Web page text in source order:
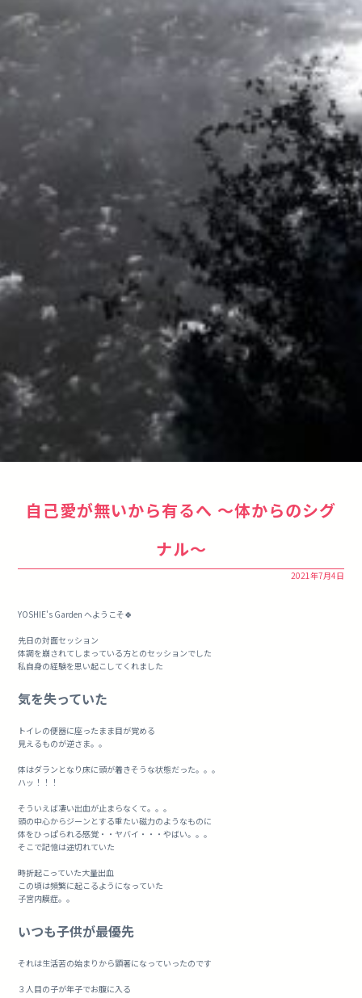
自己愛が無いから有るへ 〜体からのシグ
ナル〜
2021年7月4日
YOSHIE's Garden へようこそ🍀
先日の対面セッション
体調を崩されてしまっている方とのセッションでした
私自身の経験を思い起こしてくれました
気を失っていた
トイレの便器に座ったまま目が覚める
見えるものが逆さま。。
体はダランとなり床に頭が着きそうな状態だった。。。
ハッ！！！
そういえば凄い出血が止まらなくて。。。
頭の中心からジーンとする重たい磁力のようなものに
体をひっぱられる感覚・・ヤバイ・・・やばい。。。
そこで記憶は途切れていた
時折起こっていた大量出血
この頃は頻繁に起こるようになっていた
子宮内膜症。。
いつも子供が最優先
それは生活苦の始まりから顕著になっていったのです
３人目の子が年子でお腹に入る